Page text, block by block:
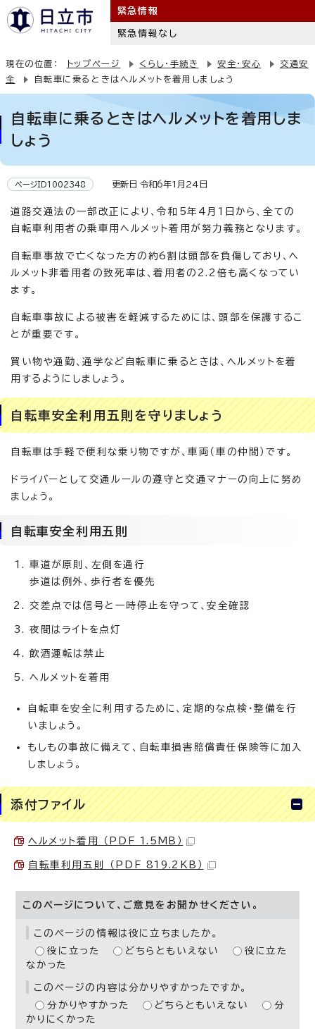
緊急情報
緊急情報なし
現在の位置： トップページ くらし・手続き 安全・安心
交通安
全
自転車に乗るときはヘルメットを着用しましょう
自転車に乗るときはヘルメットを着用しま
しょう
ページID1002348 更新日 令和6年1月24日
道路交通法の一部改正により、令和5年4月1日から、全ての
自転車利用者の乗車用ヘルメット着用が努力義務となります。
自転車事故で亡くなった方の約6割は頭部を負傷しており、ヘ
ルメット非着用者の致死率は、着用者の2.2倍も高くなってい
ます。
自転車事故による被害を軽減するためには、頭部を保護するこ
とが重要です。
買い物や通勤、通学など自転車に乗るときは、ヘルメットを着
用するようにしましょう。
自転車安全利用五則を守りましょう
自転車は手軽で便利な乗り物ですが、車両（車の仲間）です。
ドライバーとして交通ルールの遵守と交通マナーの向上に努め
ましょう。
自転車安全利用五則
車道が原則、左側を通行
歩道は例外、歩行者を優先
交差点では信号と一時停止を守って、安全確認
夜間はライトを点灯
飲酒運転は禁止
ヘルメットを着用
自転車を安全に利用するために、定期的な点検・整備を行
いましょう。
もしもの事故に備えて、自転車損害賠償責任保険等に加入
しましょう。
添付ファイル
ヘルメット着用 （PDF 1.5MB）
自転車利用五則 （PDF 819.2KB）
このページについて、ご意見をお聞かせください。
このページの情報は役に立ちましたか。
役に立った
どちらともいえない
役に立た
なかった
このページの内容は分かりやすかったですか。
分かりやすかった
どちらともいえない
分
かりにくかった